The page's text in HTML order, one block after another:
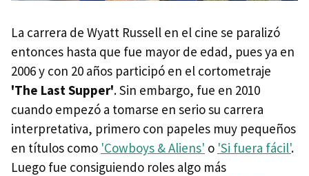
La carrera de Wyatt Russell en el cine se paralizó
entonces hasta que fue mayor de edad, pues ya en
2006 y con 20 años participó en el cortometraje
'The Last Supper'. Sin embargo, fue en 2010
cuando empezó a tomarse en serio su carrera
interpretativa, primero con papeles muy pequeños
en títulos como 'Cowboys & Aliens' o 'Si fuera fácil'.
Luego fue consiguiendo roles algo más